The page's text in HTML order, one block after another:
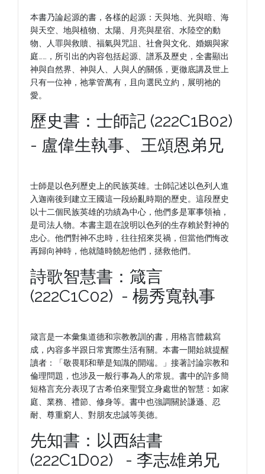
本書乃論起源的書，各樣的起源：天與地、光與暗、海
與天空、地與植物、太陽、月亮與星宿、水陸空的動
物、人罪與救贖、福氣與咒詛、社會與文化、婚姻與家
庭……，所引出的內容包括起源、譜系及歷史，全書顯出
神與自然界、神與人、人與人的關係，更徹底講及世上
只有一位神，祂掌管萬有，且向選民立約，展明祂的
愛。
歷史書：士師記 (222C1B02)
- 盧偉生執事、王頌恩弟兄
士師是以色列歷史上的民族英雄。士師記述以色列人進
入迦南後到建立王國這一段紛亂時期的歷史。這段歷史
以十二個民族英雄的功績為中心，他們多是軍事領袖，
是司法人物。本書主題在說明以色列的生存賴於對神的
忠心。他們對神不忠時，往往招來災禍，但當他們悔改
再歸向神時，他就隨時饒恕他們，拯救他們。
詩歌智慧書：箴言
(222C1C02) - 楊秀寬執事
箴言是一本彙集道德和宗教教訓的書，用格言體裁寫
成，內容多半跟日常實際生活有關。本書一開始就提醒
讀者：「敬畏耶和華是知識的開端。」接著討論宗教和
倫理問題，也涉及一般行事為人的常規。書中的許多簡
短格言充分表現了古希伯來聖賢立身處世的智慧：如家
庭、業務、禮節、修身等。書中也強調關於謙遜、忍
耐、尊重窮人、對朋友忠誠等美德。
先知書：以西結書
(222C1D02) - 李志雄弟兄